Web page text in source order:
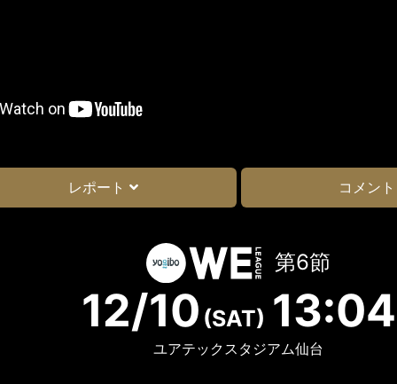
レポート コメント
第6節
12/10 (SAT) 13:04
ユアテックスタジアム仙台